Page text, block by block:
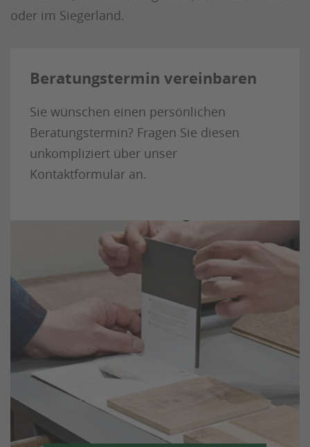
oder im Siegerland.
Beratungstermin vereinbaren
Sie wünschen einen persönlichen
Beratungstermin? Fragen Sie diesen
unkompliziert über unser
Kontaktformular an.